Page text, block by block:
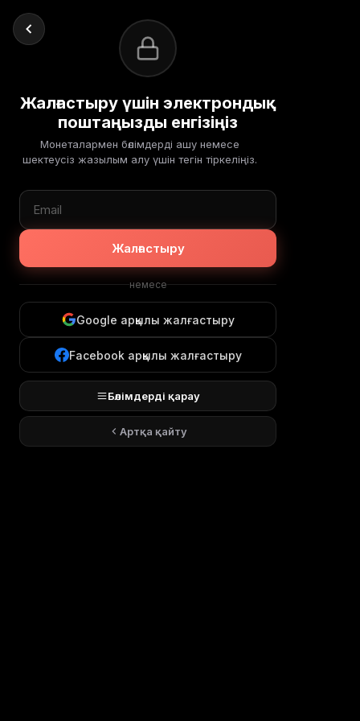
Жалғастыру үшін электрондық
поштаңызды енгізіңіз
Монеталармен бөлімдерді ашу немесе
шектеусіз жазылым алу үшін тегін тіркеліңіз.
Жалғастыру
немесе
Google арқылы жалғастыру
Facebook арқылы жалғастыру
Бөлімдерді қарау
Артқа қайту